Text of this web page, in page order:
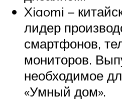
Xiaomi –
лидер
смартфонов,
мониторов.
необходимое
«Умный дом».